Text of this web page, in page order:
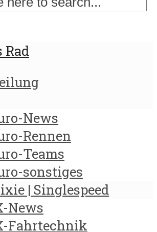
News
Rennen
Teams
sonstiges
| Singlespeed
News
Fahrtechnik